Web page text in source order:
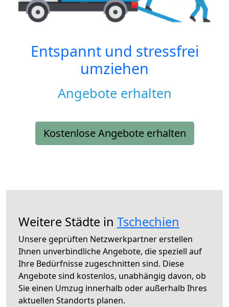
Entspannt und stressfrei
umziehen
Angebote erhalten
Kostenlose Angebote erhalten
Weitere Städte in Tschechien
Unsere geprüften Netzwerkpartner erstellen
Ihnen unverbindliche Angebote, die speziell auf
Ihre Bedürfnisse zugeschnitten sind. Diese
Angebote sind kostenlos, unabhängig davon, ob
Sie einen Umzug innerhalb oder außerhalb Ihres
aktuellen Standorts planen.